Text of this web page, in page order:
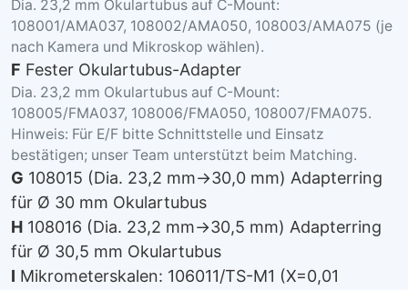
Dia. 23,2 mm Okulartubus auf C-Mount:
108001/AMA037, 108002/AMA050, 108003/AMA075 (je
nach Kamera und Mikroskop wählen).
F Fester Okulartubus-Adapter
Dia. 23,2 mm Okulartubus auf C-Mount:
108005/FMA037, 108006/FMA050, 108007/FMA075.
Hinweis: Für E/F bitte Schnittstelle und Einsatz
bestätigen; unser Team unterstützt beim Matching.
G 108015 (Dia. 23,2 mm→30,0 mm) Adapterring
für Ø 30 mm Okulartubus
H 108016 (Dia. 23,2 mm→30,5 mm) Adapterring
für Ø 30,5 mm Okulartubus
I Mikrometerskalen: 106011/TS-M1 (X=0,01